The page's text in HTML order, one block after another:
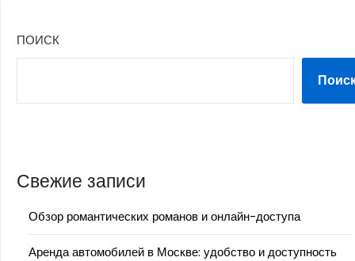
ПОИСК
Свежие записи
Обзор романтических романов и онлайн-доступа
Аренда автомобилей в Москве: удобство и доступность